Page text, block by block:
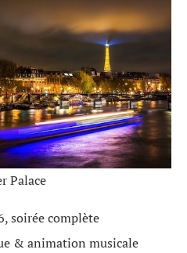
Palace
soirée complète
& animation musicale